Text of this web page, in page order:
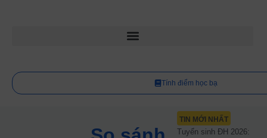
Tính điểm học bạ
TIN MỚI NHẤT
Tuyển sinh ĐH 2026: